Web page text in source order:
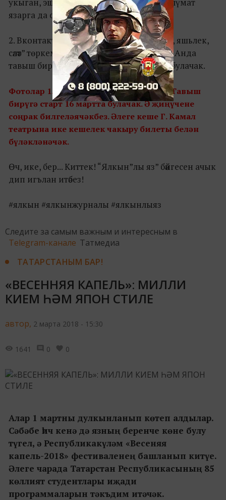
язарга да онытма.
2. Вконтактеда “ЯЛКЫН журналы - иҗат, яшьлек,
сәләт” төркеменәhttps://vk.com/yalkynкер. Анда
тавыш бирү турында барлык мәгълүмат булачак.
Фотолар 15 мартка кадәр кабул ителә. Тавыш
бирүгә старт 16 мартта булачак. Ә җиңүчене
соңрак билгеләячәкбез. Әлеге кеше Г. Камал
театрына ике кешелек чакыру билеты белән
бүләкләнәчәк.
Өч, ике, бер... Киттек! “Ялкын”лы яз” бәйгесен ачык
дип игълан итәбез!
#ялкын #ялкынжурналы #ялкынлыяз
Следите за самым важным и интересным в
Telegram-канале Татмедиа
ТАТАРСТАНЫМ БАР!
«ВЕСЕННЯЯ КАПЕЛЬ»: МИЛЛИ
КИЕМ ҺӘМ ЯПОН СТИЛЕ
автор, 2 марта 2018 - 15:30
1641 0 0
Алар 1 мартны дулкынланып көтеп алдылар.
Сәбәбе һич кенә дә язның беренче көне булу
түгел, ә Республикакүләм «Весеняя
капель-2018» фестиваленең башланып китүе.
Әлеге чарада Татарстан Республикасының 85
көллият студентлары иҗади
программаларын тәкъдим итәчәк.